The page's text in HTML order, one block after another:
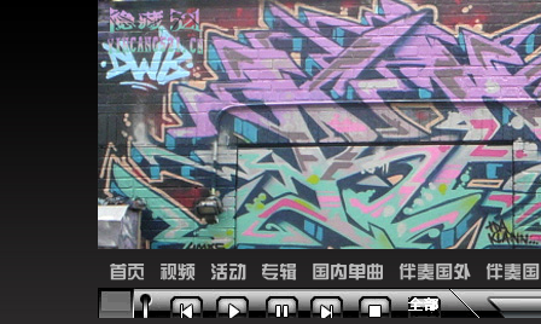
首页 视频 活动 专辑 国内单曲 伴奏国外 伴奏